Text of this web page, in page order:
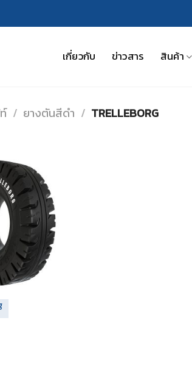
เกี่ยวกับ ข่าวสาร สินค้า
/ ยางตันสีดำ / TRELLEBORG